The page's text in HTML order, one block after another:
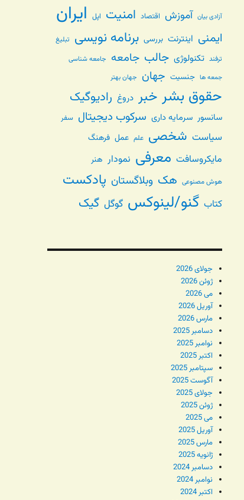
آزادی بیان آموزش اقتصاد امنیت اپل ایران
ایمنی اینترنت بررسی برنامه نویسی تبلیغ
ترفند تکنولوژی جالب جامعه جامعه شناسی
جمعه ها جنسیت جهان جهان بهتر
حقوق بشر خبر دروغ رادیوگیک
سانسور سرمایه داری سرکوب دیجیتال سفر
سیاست شخصی علم عمل فرهنگ
مایکروسافت معرفی نمودار هنر
هوش مصنوعی هک وبلاگستان پادکست
کتاب گنو/لینوکس گوگل گیک
جولای 2026
ژوئن 2026
می 2026
آوریل 2026
مارس 2026
دسامبر 2025
نوامبر 2025
اکتبر 2025
سپتامبر 2025
آگوست 2025
جولای 2025
ژوئن 2025
می 2025
آوریل 2025
مارس 2025
ژانویه 2025
دسامبر 2024
نوامبر 2024
اکتبر 2024